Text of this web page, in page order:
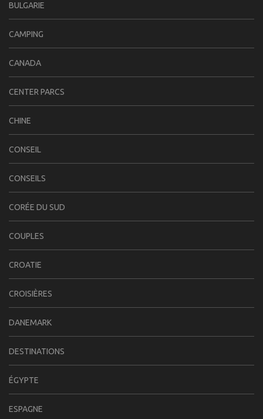
BULGARIE
CAMPING
CANADA
CENTER PARCS
CHINE
CONSEIL
CONSEILS
CORÉE DU SUD
COUPLES
CROATIE
CROISIÈRES
DANEMARK
DESTINATIONS
ÉGYPTE
ESPAGNE